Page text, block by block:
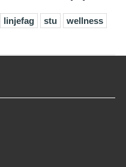
linjefag stu wellness